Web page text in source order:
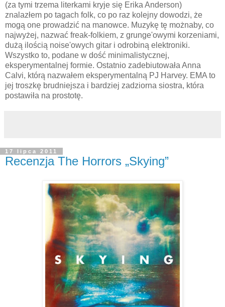
(za tymi trzema literkami kryje się Erika Anderson)
znalazłem po tagach folk, co po raz kolejny dowodzi, że
mogą one prowadzić na manowce. Muzykę tę możnaby, co
najwyżej, nazwać freak-folkiem, z grunge'owymi korzeniami,
dużą ilością noise'owych gitar i odrobiną elektroniki.
Wszystko to, podane w dość minimalistycznej,
eksperymentalnej formie. Ostatnio zadebiutowała Anna
Calvi, którą nazwałem eksperymentalną PJ Harvey. EMA to
jej troszkę brudniejsza i bardziej zadziorna siostra, która
postawiła na prostotę.
17 lipca 2011
Recenzja The Horrors „Skying”